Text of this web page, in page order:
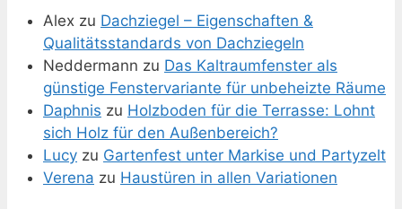
Alex zu Dachziegel – Eigenschaften &
Qualitätsstandards von Dachziegeln
Neddermann zu Das Kaltraumfenster als
günstige Fenstervariante für unbeheizte Räume
Daphnis zu Holzboden für die Terrasse: Lohnt
sich Holz für den Außenbereich?
Lucy zu Gartenfest unter Markise und Partyzelt
Verena zu Haustüren in allen Variationen